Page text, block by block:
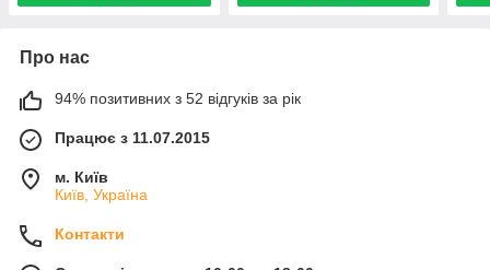
Про нас
94% позитивних з 52 відгуків за рік
Працює з 11.07.2015
м. Київ
Київ, Україна
Контакти